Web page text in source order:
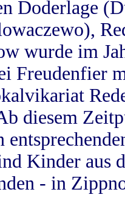
Doderlage
wurde im
Freudenfier
diesem
Kinder aus
- in